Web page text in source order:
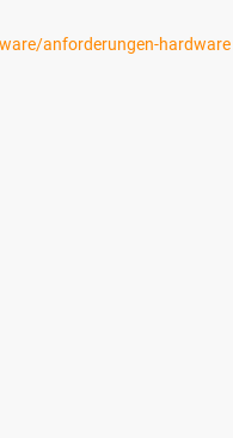
anforderungen-hardware